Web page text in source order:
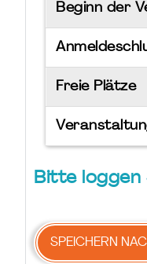
Beginn der
Freie Plätze
Bitte loggen
SPEICHERN